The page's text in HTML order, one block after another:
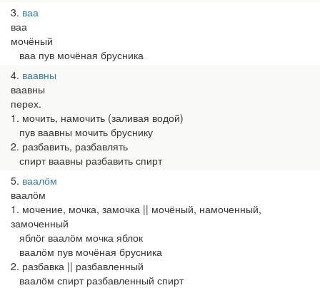
3 ваа
ваа
мочёный
ваа пув мочёная брусника
4 ваавны
ваавны
перех.
1. мочить, намочить (заливая водой)
пув ваавны мочить бруснику
2. разбавить, разбавлять
спирт ваавны разбавить спирт
5 ваалӧм
ваалӧм
1. мочение, мочка, замочка || мочёный, намоченный,
замоченный
яблӧг ваалӧм мочка яблок
ваалӧм пув мочёная брусника
2. разбавка || разбавленный
ваалӧм спирт разбавленный спирт